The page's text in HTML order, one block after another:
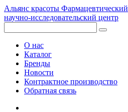
Альянс красоты Фармацевтический
научно-исследовательский центр
О нас
Каталог
Бренды
Новости
Контрактное производство
Обратная связь